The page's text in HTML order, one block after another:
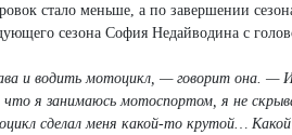
стало меньше, а по завершении
сезона София Недайводина с
и водить мотоцикл, — говорит она. —
что я занимаюсь мотоспортом, я не
сделал меня какой-то крутой… Какой